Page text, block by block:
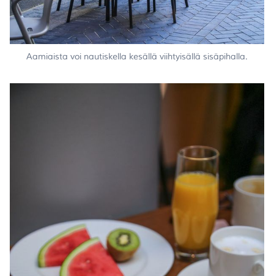
Aamiaista voi nautiskella kesällä viihtyisällä sisäpihalla.